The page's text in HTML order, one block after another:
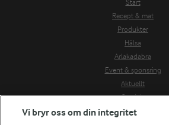
Start
Recept & mat
Produkter
Hälsa
Arlakadabra
Event & sponsring
Aktuellt
Om Arla
Nyheter & press
Vi bryr oss om din integritet